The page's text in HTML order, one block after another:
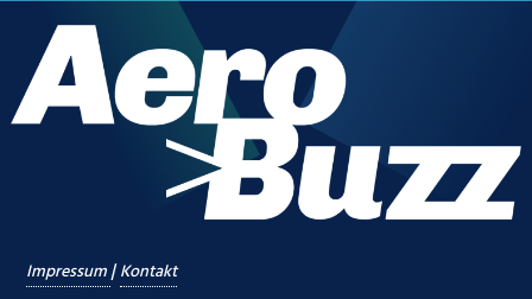
Impressum|Kontakt